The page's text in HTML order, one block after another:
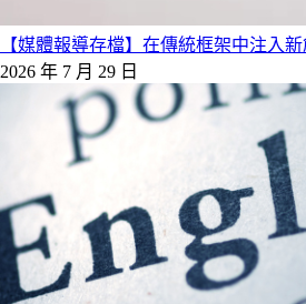
【媒體報導存檔】在傳統框架中注入
2026 年 7 月 29 日